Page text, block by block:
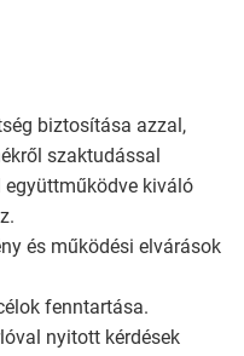
biztosítása azzal,
szaktudással
együttműködve kiváló
és működési elvárások
fenntartása.
nyitott kérdések